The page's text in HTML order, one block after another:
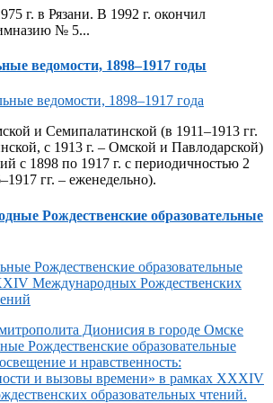
г. в Рязани. В 1992 г. окончил
№ 5...
ведомости, 1898–1917 годы
и Семипалатинской (в 1911–1913 гг.
с 1913 г. – Омской и Павлодарской)
с 1898 по 1917 г. с периодичностью 2
гг. – еженедельно).
Рождественские образовательные
Дионисия в городе Омске
Рождественские образовательные
и нравственность:
и вызовы времени» в рамках XXXIV
образовательных чтений.